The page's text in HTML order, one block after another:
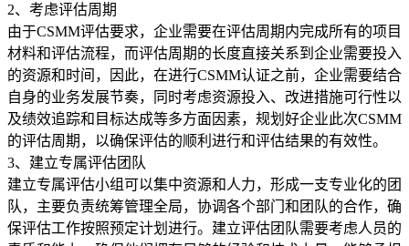
2、考虑评估周期
由于CSMM评估要求，企业需要在评估周期内完成所有的项目
材料和评估流程，而评估周期的长度直接关系到企业需要投入
的资源和时间，因此，在进行CSMM认证之前，企业需要结合
自身的业务发展节奏，同时考虑资源投入、改进措施可行性以
及绩效追踪和目标达成等多方面因素，规划好企业此次CSMM
的评估周期，以确保评估的顺利进行和评估结果的有效性。
3、建立专属评估团队
建立专属评估小组可以集中资源和人力，形成一支专业化的团
队，主要负责统筹管理全局，协调各个部门和团队的合作，确
保评估工作按照预定计划进行。建立评估团队需要考虑人员的